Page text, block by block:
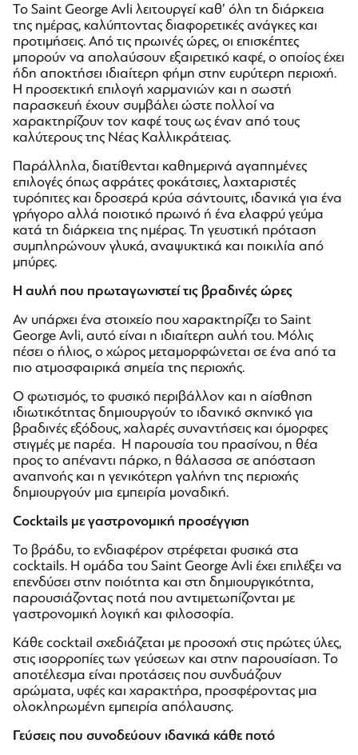
Το Saint George Avli λειτουργεί καθ’ όλη τη διάρκεια
της ημέρας, καλύπτοντας διαφορετικές ανάγκες και
προτιμήσεις. Από τις πρωινές ώρες, οι επισκέπτες
μπορούν να απολαύσουν εξαιρετικό καφέ, ο οποίος έχει
ήδη αποκτήσει ιδιαίτερη φήμη στην ευρύτερη περιοχή.
Η προσεκτική επιλογή χαρμανιών και η σωστή
παρασκευή έχουν συμβάλει ώστε πολλοί να
χαρακτηρίζουν τον καφέ τους ως έναν από τους
καλύτερους της Νέας Καλλικράτειας.
Παράλληλα, διατίθενται καθημερινά αγαπημένες
επιλογές όπως αφράτες φοκάτσιες, λαχταριστές
τυρόπιτες και δροσερά κρύα σάντουιτς, ιδανικά για ένα
γρήγορο αλλά ποιοτικό πρωινό ή ένα ελαφρύ γεύμα
κατά τη διάρκεια της ημέρας. Τη γευστική πρόταση
συμπληρώνουν γλυκά, αναψυκτικά και ποικιλία από
μπύρες.
Η αυλή που πρωταγωνιστεί τις βραδινές ώρες
Αν υπάρχει ένα στοιχείο που χαρακτηρίζει το Saint
George Avli, αυτό είναι η ιδιαίτερη αυλή του. Μόλις
πέσει ο ήλιος, ο χώρος μεταμορφώνεται σε ένα από τα
πιο ατμοσφαιρικά σημεία της περιοχής.
Ο φωτισμός, το φυσικό περιβάλλον και η αίσθηση
ιδιωτικότητας δημιουργούν το ιδανικό σκηνικό για
βραδινές εξόδους, χαλαρές συναντήσεις και όμορφες
στιγμές με παρέα. Η παρουσία του πρασίνου, η θέα
προς το απέναντι πάρκο, η θάλασσα σε απόσταση
αναπνοής και η γενικότερη γαλήνη της περιοχής
δημιουργούν μια εμπειρία μοναδική.
Cocktails με γαστρονομική προσέγγιση
Το βράδυ, το ενδιαφέρον στρέφεται φυσικά στα
cocktails. Η ομάδα του Saint George Avli έχει επιλέξει να
επενδύσει στην ποιότητα και στη δημιουργικότητα,
παρουσιάζοντας ποτά που αντιμετωπίζονται με
γαστρονομική λογική και φιλοσοφία.
Κάθε cocktail σχεδιάζεται με προσοχή στις πρώτες ύλες,
στις ισορροπίες των γεύσεων και στην παρουσίαση. Το
αποτέλεσμα είναι προτάσεις που συνδυάζουν
αρώματα, υφές και χαρακτήρα, προσφέροντας μια
ολοκληρωμένη εμπειρία απόλαυσης.
Γεύσεις που συνοδεύουν ιδανικά κάθε ποτό